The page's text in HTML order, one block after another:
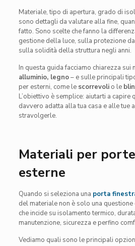
Materiale, tipo di apertura, grado di
sono dettagli da valutare alla fine,
fatto. Sono scelte che fanno la
gestione della luce, sulla protezione
sulla solidità della struttura negli anni.
In questa guida facciamo chiarezza sui
alluminio, legno– e sulle principali
per esterni, come le scorrevolio le
L’obiettivo è semplice: aiutarti a capire
davvero adatta alla tua casa e alle tue
stravolgerle.
Materiali per
esterne
Quando si seleziona una porta
del materiale non è solo una questione
che incide su isolamento termico,
manutenzione, sicurezza e perfino
Vediamo quali sono le principali